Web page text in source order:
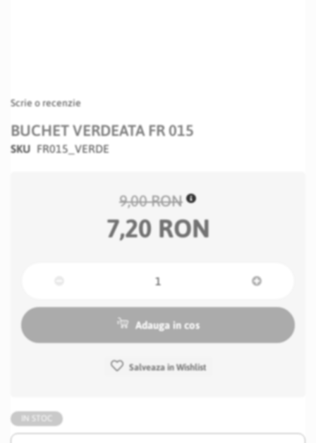
Scrie o recenzie
BUCHET VERDEATA FR 015
SKU FR015_VERDE
9,00 RON
7,20 RON
Adauga in cos
Salveaza in Wishlist